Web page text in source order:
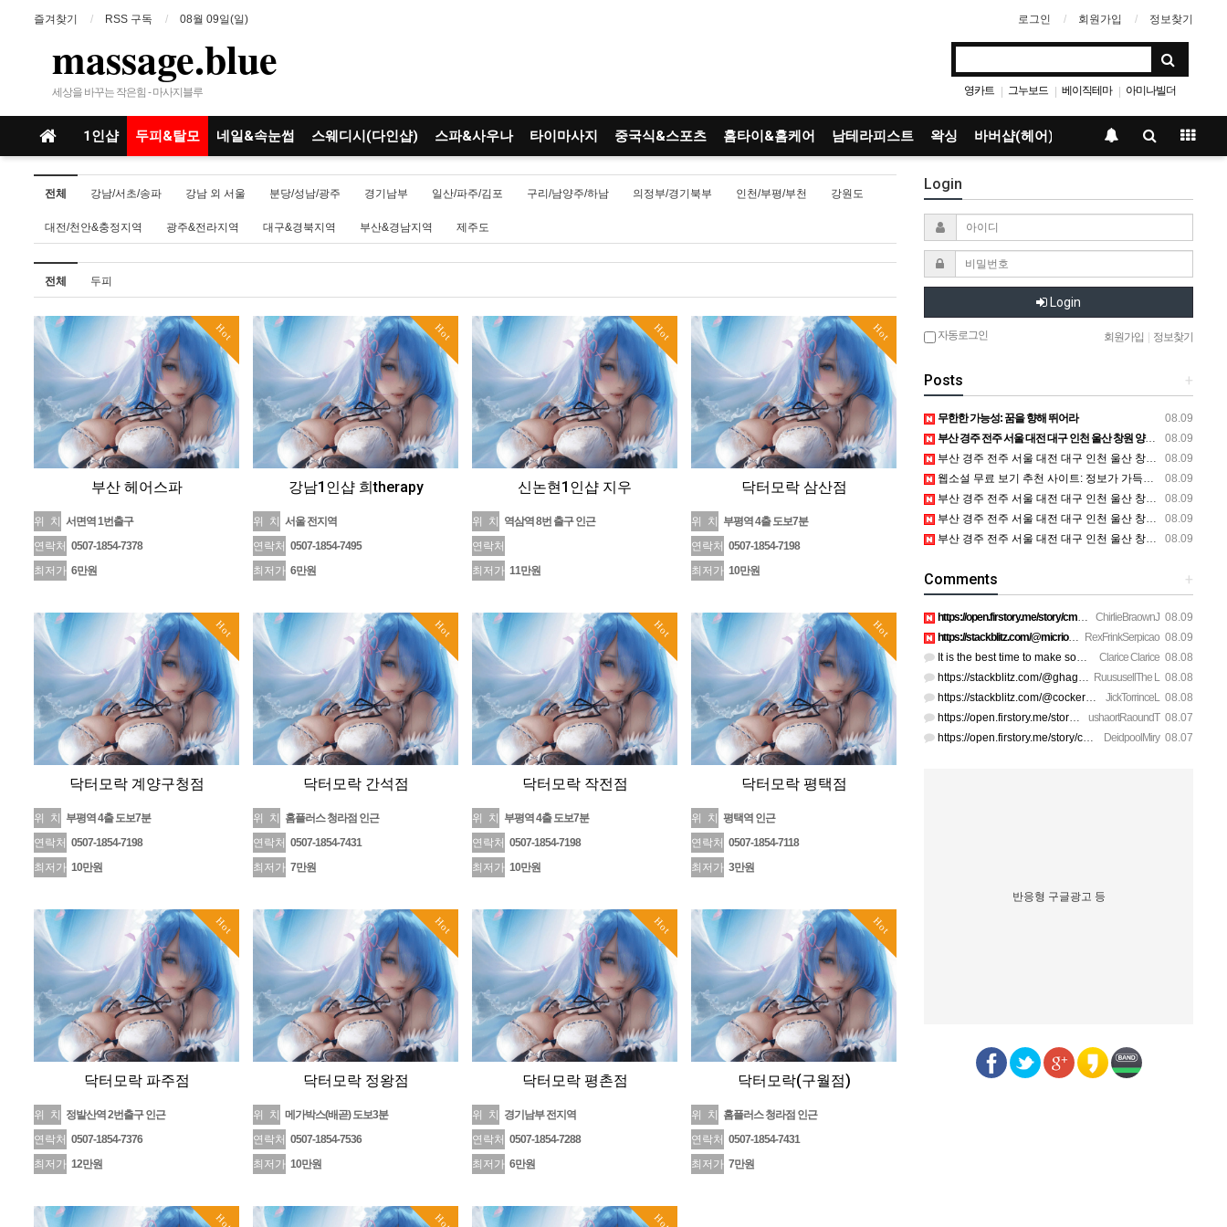
즐겨찾기 RSS 구독 08월 09일(일) 로그인 회원가입 정보찾기
massage.blue
세상을 바꾸는 작은힘 - 마사지블루 영카트 | 그누보드 | 베이직테마 | 아미나빌더
1인샵 두피&탈모 네일&속눈썹 스웨디시(다인샵) 스파&사우나 타이마사지 중국식&스포츠 홈타이&홈케어 남테라피스트 왁싱 바버샵(헤어)
전체 강남/서초/송파 강남 외 서울 분당/성남/광주 경기남부 일산/파주/김포 구리/남양주/하남 의정부/경기북부 인천/부평/부천 강원도
대전/천안&충정지역 광주&전라지역 대구&경북지역 부산&경남지역 제주도
전체 두피
Hot
부산 헤어스파
위 치
서면역 1번출구
연락처 0507-1854-7378
최저가 6만원
Hot
강남1인샵 희therapy
위 치
서울 전지역
연락처 0507-1854-7495
최저가 6만원
Hot
신논현1인샵 지우
위 치
역삼역 8번 출구 인근
연락처
최저가 11만원
Hot
닥터모락 삼산점
위 치
부평역 4출 도보7분
연락처 0507-1854-7198
최저가 10만원
Hot
닥터모락 계양구청점
위 치
부평역 4출 도보7분
연락처 0507-1854-7198
최저가 10만원
Hot
닥터모락 간석점
위 치
홈플러스 청라점 인근
연락처 0507-1854-7431
최저가 7만원
Hot
닥터모락 작전점
위 치
부평역 4출 도보7분
연락처 0507-1854-7198
최저가 10만원
Hot
닥터모락 평택점
위 치
평택역 인근
연락처 0507-1854-7118
최저가 3만원
Hot
닥터모락 파주점
위 치
정발산역 2번출구 인근
연락처 0507-1854-7376
최저가 12만원
Hot
닥터모락 정왕점
위 치
메가박스(배곧) 도보3분
연락처 0507-1854-7536
최저가 10만원
Hot
닥터모락 평촌점
위 치
경기남부 전지역
연락처 0507-1854-7288
최저가 6만원
Hot
닥터모락(구월점)
위 치
홈플러스 청라점 인근
연락처 0507-1854-7431
최저가 7만원
Hot Hot Hot
Login
Login
자동로그인 회원가입 정보찾기
+
Posts
08.09
무한한 가능성: 꿈을 향해 뛰어라
08.09
부산 경주 전주 서울 대전 대구 인천 울산 창원 양산 포항 천안 평택 용인 고양 성남 수원 일수, 미용학원, 가족사진, 점집, 한복대여, 독학재수학원, 재회부적 정보
08.09
부산 경주 전주 서울 대전 대구 인천 울산 창원 양산 포항 천안 평택 용인 고양 성남 수원 일수, 미용학원, 가족사진, 점집, 한복대여, 독학재수학원, 재회부적 정보
08.09
웹소설 무료 보기 추천 사이트: 정보가 가득한 최고의 페이지!
08.09
부산 경주 전주 서울 대전 대구 인천 울산 창원 양산 포항 천안 평택 용인 고양 성남 수원 일수, 미용학원, 가족사진, 점집, 한복대여, 독학재수학원, 재회부적 정보
08.09
부산 경주 전주 서울 대전 대구 인천 울산 창원 양산 포항 천안 평택 용인 고양 성남 수원 일수, 미용학원, 가족사진, 점집, 한복대여, 독학재수학원, 재회부적 정보
08.09
부산 경주 전주 서울 대전 대구 인천 울산 창원 양산 포항 천안 평택 용인 고양 성남 수원 일수, 미용학원, 가족사진, 점집, 한복대여, 독학재수학원, 재회부적 정보
+
Comments
ChirlieBraownJ 08.09
https://open.firstory.me/story/cmskasqo21t2201yq7l5k2me7 htt…
RexFrinkSerpicao 08.09
https://stackblitz.com/@micrio810/collections/u-a-how-do-i-a…
Clarice Clarice 08.08
It is the best time to make some plans for the long run and …
RuususellThe L 08.08
https://stackblitz.com/@ghagenes74/collections/what-happens-…
JickTorrinceL 08.08
https://stackblitz.com/@cockerhanstartup/collections/help__-…
ushaortRaoundT 08.07
https://open.firstory.me/story/cmsip2pjw1a3701z6ftwa1gpl htt…
DeidpoolMiry 08.07
https://open.firstory.me/story/cmsiqku8m17ah01yqc4c6208e htt…
반응형 구글광고 등